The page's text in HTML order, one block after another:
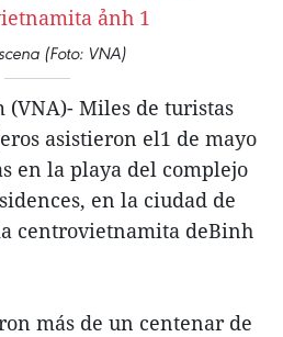
(Foto: VNA)
Miles de turistas
asistieron el1 de mayo
en la playa del complejo
en la ciudad de
centrovietnamita deBinh
más de un centenar de